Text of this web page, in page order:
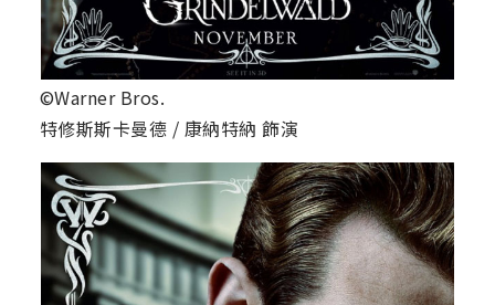
©Warner Bros.
特修斯斯卡曼德 / 康納特納 飾演